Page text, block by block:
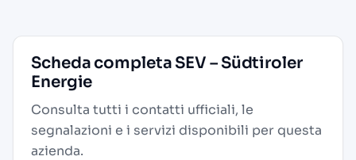
Scheda completa SEV – Südtiroler
Energie
Consulta tutti i contatti ufficiali, le
segnalazioni e i servizi disponibili per questa
azienda.